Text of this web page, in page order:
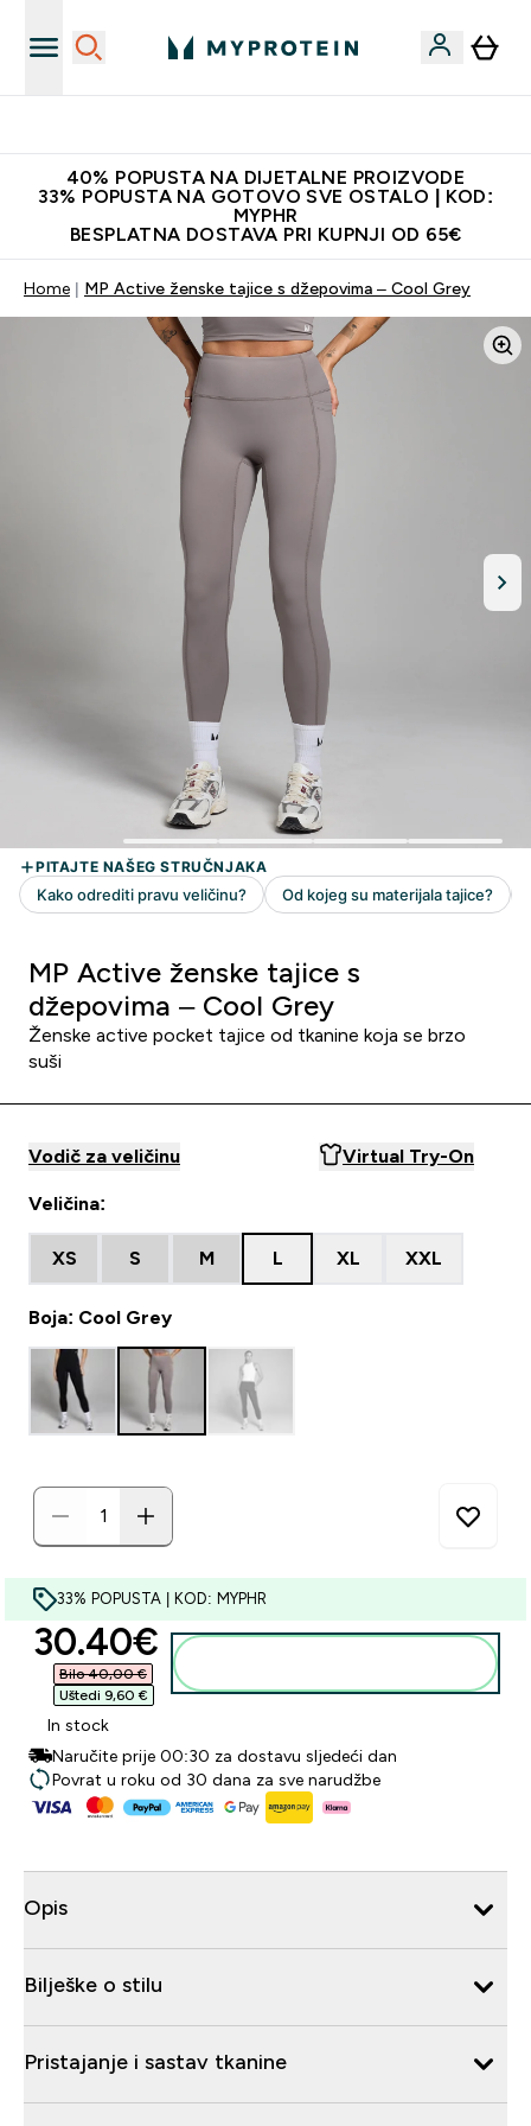
40% POPUSTA NA DIJETALNE PROIZVODE
33% POPUSTA NA GOTOVO SVE OSTALO | KOD:
MYPHR
BESPLATNA DOSTAVA PRI KUPNJI OD 65€
Home MP Active ženske tajice s džepovima – Cool Grey
MP Active ženske tajice s
džepovima – Cool Grey
Ženske active pocket tajice od tkanine koja se brzo
suši
Vodič za veličinu Virtual Try-On
Veličina:
XS S M L XL XXL
Boja: Cool Grey
33% POPUSTA | KOD: MYPHR
discounted price
30.40€‎
Bilo 40,00 €‎
Uštedi 9,60 €‎
In stock
Naručite prije 00:30 za dostavu sljedeći dan
Povrat u roku od 30 dana za sve narudžbe
Opis
Bilješke o stilu
Pristajanje i sastav tkanine